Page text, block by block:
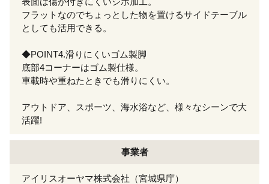
フラットなのでちょっとした物を置けるサイドテーブル
としても活用できる。
◆POINT4.滑りにくいゴム製脚
底部4コーナーはゴム製仕様。
車載時や重ねたときでも滑りにくい。
アウトドア、スポーツ、海水浴など、様々なシーンで大
活躍!
事業者
アイリスオーヤマ株式会社（宮城県庁）